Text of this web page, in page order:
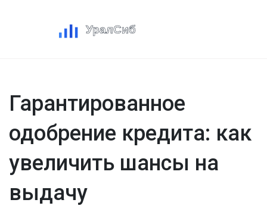
Гарантированное
одобрение кредита: как
увеличить шансы на
выдачу